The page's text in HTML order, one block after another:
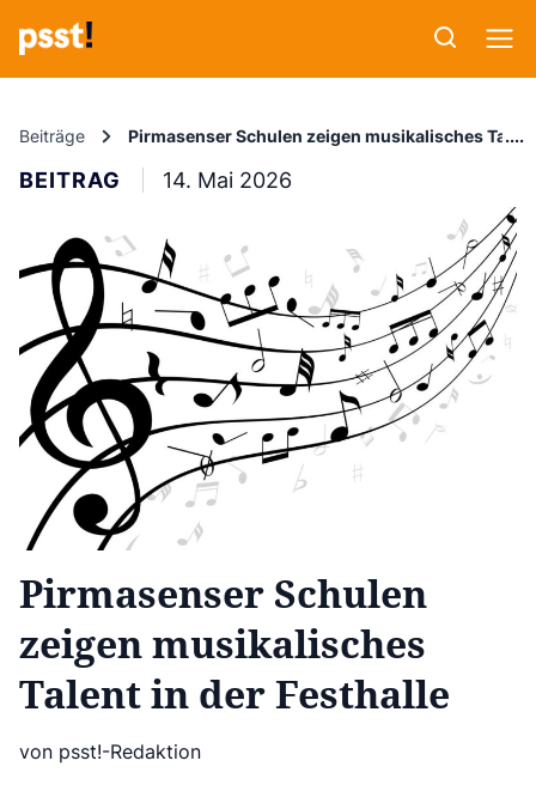
Beiträge Pirmasenser Schulen zeigen musikalisches
BEITRAG 14. Mai 2026
Pirmasenser Schulen
zeigen musikalisches
Talent in der Festhalle
von psst!-Redaktion